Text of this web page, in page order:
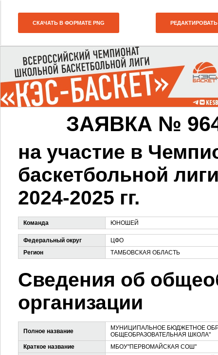
СКАЧАТЬ В ФОРМАТЕ PNG
ЗАЯВКА №
на участие в
баскетбольной
2024-2025 гг.
Команда ЮНОШЕЙ
Федеральный округ
ЦФО
Регион
ТАМБОВСКАЯ ОБЛАСТЬ
Сведения об
организации
Полное название
МУНИЦИПАЛЬНОЕ БЮДЖЕТНОЕ
ОБЩЕОБРАЗОВАТЕЛЬНАЯ ШКОЛА"
Краткое название
МБОУ"ПЕРВОМАЙСКАЯ СОШ"